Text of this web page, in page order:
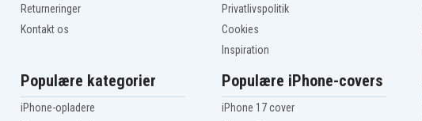
Returneringer
Kontakt os
Privatlivspolitik
Cookies
Inspiration
Populære kategorier
iPhone-opladere
Populære iPhone-covers
iPhone 17 cover